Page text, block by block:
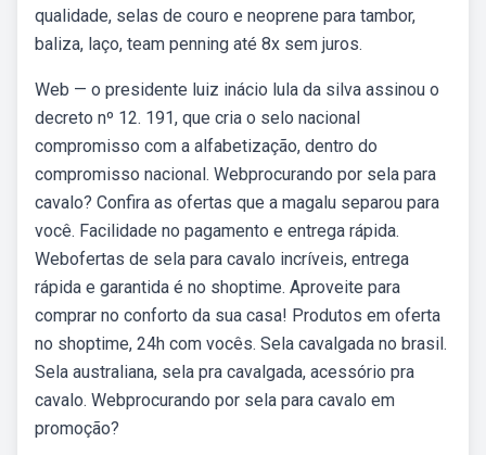
qualidade, selas de couro e neoprene para tambor,
baliza, laço, team penning até 8x sem juros.
Web — o presidente luiz inácio lula da silva assinou o
decreto nº 12. 191, que cria o selo nacional
compromisso com a alfabetização, dentro do
compromisso nacional. Webprocurando por sela para
cavalo? Confira as ofertas que a magalu separou para
você. Facilidade no pagamento e entrega rápida.
Webofertas de sela para cavalo incríveis, entrega
rápida e garantida é no shoptime. Aproveite para
comprar no conforto da sua casa! Produtos em oferta
no shoptime, 24h com vocês. Sela cavalgada no brasil.
Sela australiana, sela pra cavalgada, acessório pra
cavalo. Webprocurando por sela para cavalo em
promoção?